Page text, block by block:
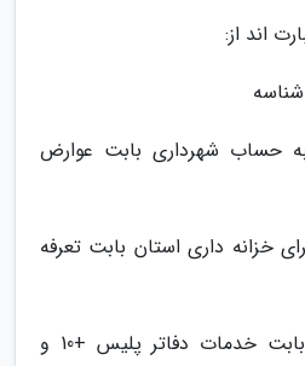
اند از:
تومان به حساب شهرداری بابت عوارض
تومان برای خزانه داری استان بابت تعرفه
4- هزینه 29,300 تومان بابت خدمات دفاتر پلیس +10 و